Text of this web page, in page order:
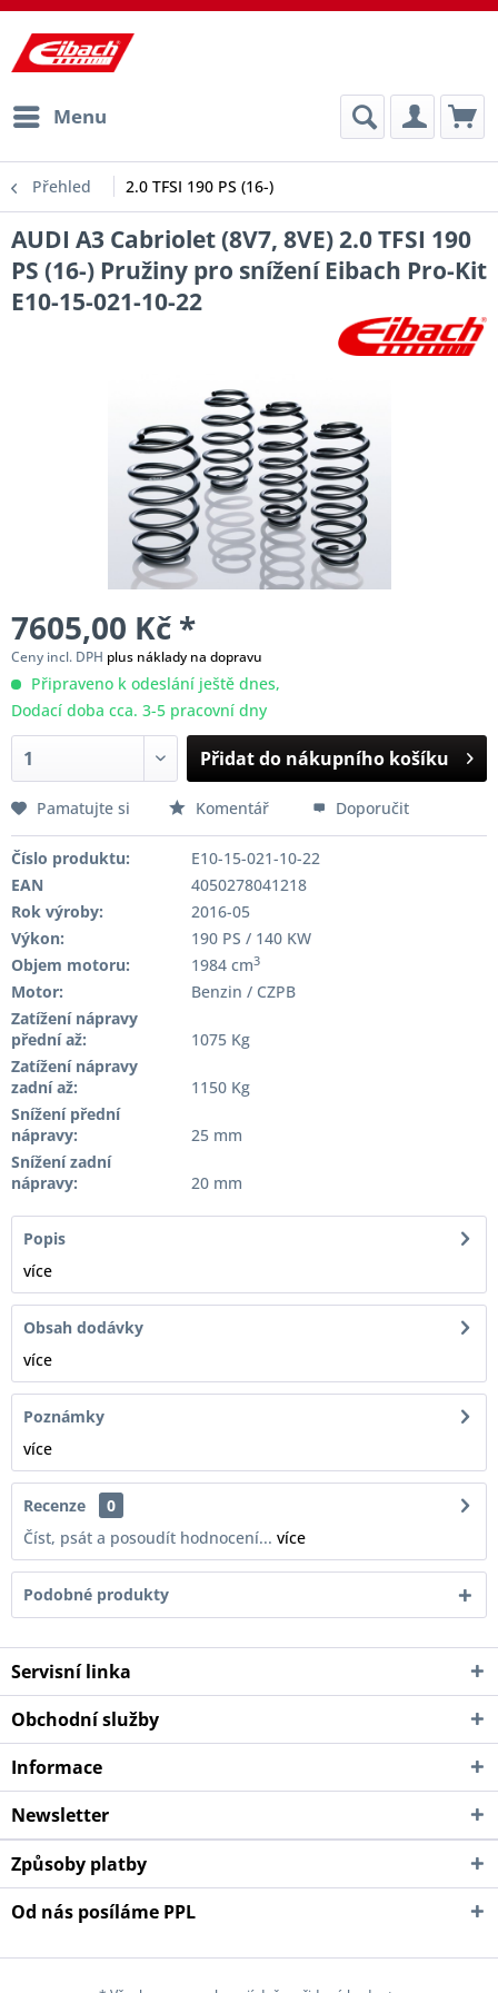
Menu
Přehled 2.0 TFSI 190 PS (16-)
AUDI A3 Cabriolet (8V7, 8VE) 2.0 TFSI 190
PS (16-) Pružiny pro snížení Eibach Pro-Kit
E10-15-021-10-22
7605,00 Kč *
Ceny incl. DPH plus náklady na dopravu
Připraveno k odeslání ještě dnes,
Dodací doba cca. 3-5 pracovní dny
Přidat do nákupního košíku
Pamatujte si Komentář Doporučit
Číslo produktu:
E10-15-021-10-22
EAN
4050278041218
Rok výroby:
2016-05
Výkon:
190 PS / 140 KW
Objem motoru:
1984 cm3
Motor:
Benzin / CZPB
Zatížení nápravy
přední až:
1075 Kg
Zatížení nápravy
zadní až:
1150 Kg
Snížení přední
nápravy:
25 mm
Snížení zadní
nápravy:
20 mm
Popis
více
Obsah dodávky
více
Poznámky
více
Recenze
0
Číst, psát a posoudít hodnocení... více
Podobné produkty
Servisní linka
Obchodní služby
Informace
Newsletter
Způsoby platby
Od nás posíláme PPL